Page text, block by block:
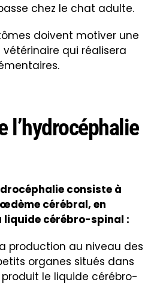
chez le chat adulte.
doivent motiver une
qui réalisera
l’hydrocéphalie
consiste à
cérébral, en
liquide cérébro-spinal :
production au niveau des
organes situés dans
le liquide cérébro-